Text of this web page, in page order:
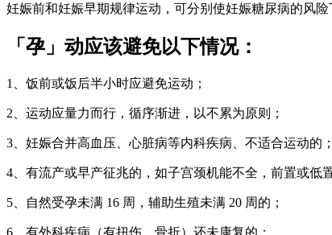
妊娠前和妊娠早期规律运动，可分别使妊娠糖尿病的风险
「孕」动应该避免以下情况：
1、饭前或饭后半小时应避免运动；
2、运动应量力而行，循序渐进，以不累为原则；
3、妊娠合并高血压、心脏病等内科疾病、不适合运动的；
4、有流产或早产征兆的，如子宫颈机能不全，前置或低
5、自然受孕未满 16 周，辅助生殖未满 20 周的；
6、有外科疾病（有扭伤、骨折）还未康复的；